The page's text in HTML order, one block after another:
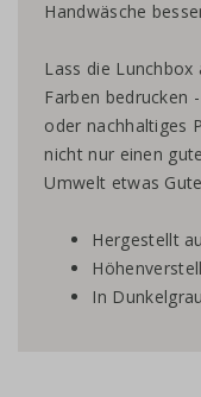
Handwäsche
Lass die
Farben bedrucken
oder nachhaltiges
nicht nur einen
Umwelt etwas
Hergestellt
In